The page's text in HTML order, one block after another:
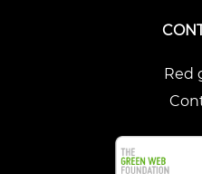
Red